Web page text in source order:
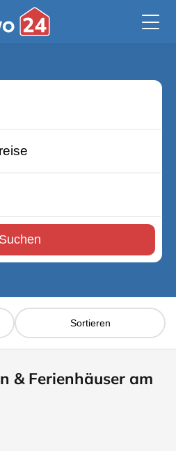
Suchen
Sortieren
& Ferienhäuser am